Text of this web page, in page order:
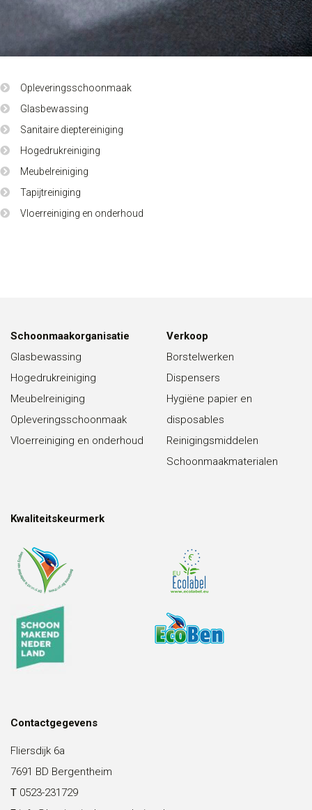
Opleveringsschoonmaak
Glasbewassing
Sanitaire dieptereiniging
Hogedrukreiniging
Meubelreiniging
Tapijtreiniging
Vloerreiniging en onderhoud
Schoonmaakorganisatie
Glasbewassing
Hogedrukreiniging
Meubelreiniging
Opleveringsschoonmaak
Vloerreiniging en onderhoud
Verkoop
Borstelwerken
Dispensers
Hygiëne papier en
disposables
Reinigingsmiddelen
Schoonmaakmaterialen
Kwaliteitskeurmerk
Contactgegevens
Fliersdijk 6a
7691 BD Bergentheim
T 0523-231729